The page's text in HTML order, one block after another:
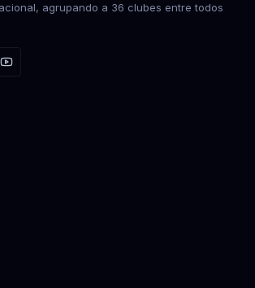
agrupando a 36 clubes entre todos